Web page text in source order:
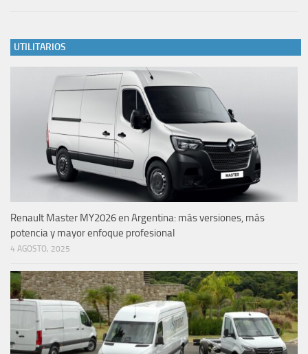
UTILITARIOS
Renault Master MY2026 en Argentina: más versiones, más
potencia y mayor enfoque profesional
4 AGOSTO, 2025